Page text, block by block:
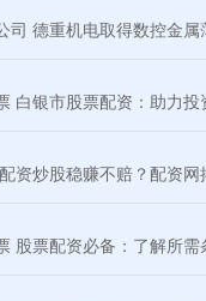
司 德重机电取得数控金
白银市股票配资：助力投
资炒股稳赚不赔？配资网
股票配资必备：了解所需